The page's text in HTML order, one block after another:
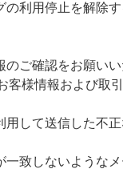
利用停止を解除
のご確認をお願い
客様情報および取
用して送信した不
致しないような